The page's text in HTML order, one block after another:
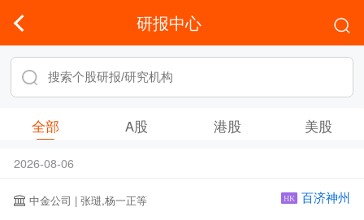
研报中心
全部 A股 港股 美股
2026-08-06
中金公司 | 张琎,杨一正等 HK 百济神州